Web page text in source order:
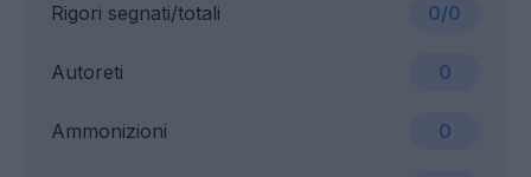
Ammonizioni 0
Rigori segnati/totali 0/0
Autoreti 0